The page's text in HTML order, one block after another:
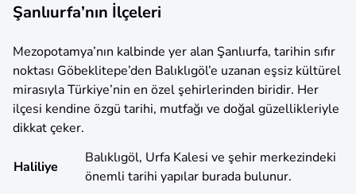
Şanlıurfa’nın İlçeleri
Mezopotamya’nın kalbinde yer alan Şanlıurfa, tarihin sıfır
noktası Göbeklitepe’den Balıklıgöl’e uzanan eşsiz kültürel
mirasıyla Türkiye’nin en özel şehirlerinden biridir. Her
ilçesi kendine özgü tarihi, mutfağı ve doğal güzellikleriyle
dikkat çeker.
Haliliye
Balıklıgöl, Urfa Kalesi ve şehir merkezindeki
önemli tarihi yapılar burada bulunur.